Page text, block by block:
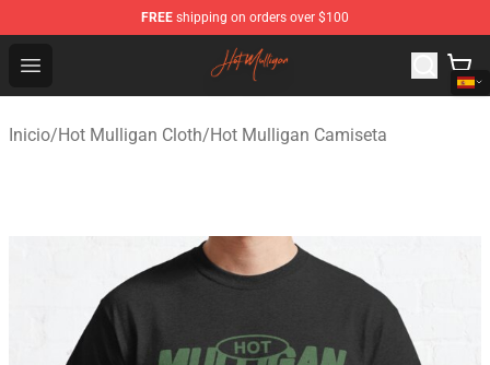
FREE shipping on orders over $100
Open menu
Hot Mulligan Shop - Official Hot Mulligan Merchandise
Inicio/Hot Mulligan Cloth/Hot Mulligan Camiseta